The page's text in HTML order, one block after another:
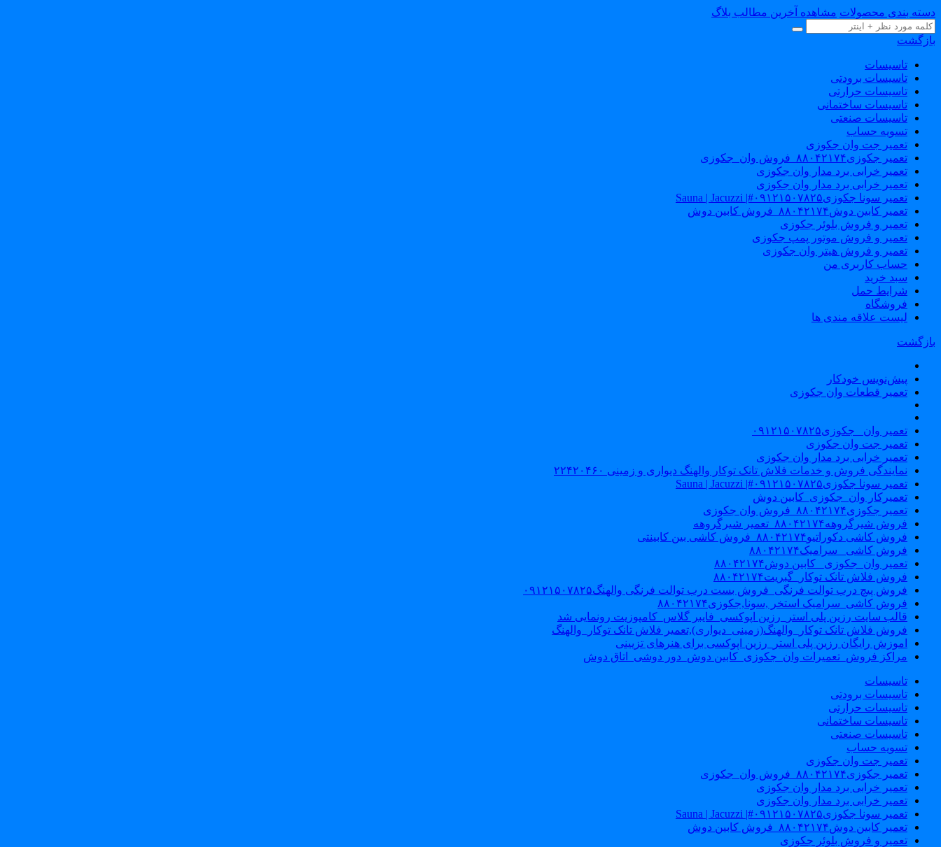
دسته بندی محصولات مشاهده آخرین مطالب بلاگ
بازگشت
تاسیسات
تاسیسات برودتی
تاسیسات حرارتی
تاسیسات ساختمانی
تاسیسات صنعتی
تسویه حساب
تعمیر جت وان جکوزی
تعمیر جکوزی۸۸۰۴۲۱۷۴_فروش وان_جکوزی
تعمیر خرابی برد مدار وان جکوزی
تعمیر خرابی برد مدار وان جکوزی
تعمیر سونا جکوزی۰۹۱۲۱۵۰۷۸۲۵#| Sauna | Jacuzzi
تعمیر کابین دوش۸۸۰۴۲۱۷۴_فروش کابین دوش
تعمیر و فروش بلوئر جکوزی
تعمیر و فروش موتور پمپ جکوزی
تعمیر و فروش هیتر وان جکوزی
حساب کاربری من
سبد خرید
شرایط حمل
فروشگاه
لیست علاقه مندی ها
بازگشت
پیش‌نویس خودکار
تعمیر قطعات وان جکوزی
تعمیر وان _جکوزی۰۹۱۲۱۵۰۷۸۲۵
تعمیر جت وان جکوزی
تعمیر خرابی برد مدار وان جکوزی
نمایندگی فروش و خدمات فلاش تانک توکار والهنگ دیواری و زمینی ۲۲۴۲۰۴۶۰
تعمیر سونا جکوزی۰۹۱۲۱۵۰۷۸۲۵#| Sauna | Jacuzzi
تعمیرکار وان_جکوزی_کابین دوش
تعمیر جکوزی۸۸۰۴۲۱۷۴_فروش وان جکوزی
فروش شیرگروهه۸۸۰۴۲۱۷۴_تعمیر شیرگروهه
فروش کاشی دکوراتیو۸۸۰۴۲۱۷۴_فروش کاشی بین کابینتی
فروش کاشی _سرامیک۸۸۰۴۲۱۷۴
تعمیر وان_جکوزی_ کابین دوش۸۸۰۴۲۱۷۴
فروش فلاش تانک توکار_گبریت۸۸۰۴۲۱۷۴
فروش پیچ درب توالت فرنگی_فروش بست درب توالت فرنگی والهنگ۰۹۱۲۱۵۰۷۸۲۵
فروش کاشی_سرامیک استخر ,سونا,جکوزی۸۸۰۴۲۱۷۴
قالب سایت رزین پلی استر_رزین اپوکسی_فایبر گلاس_کامپوزیت رونمایی شد
فروش فلاش تانک توکار_والهنگ(زمینی_دیواری),تعمیر فلاش تانک توکار_والهنگ
اموزش رایگان رزین پلی استر_رزین اپوکسی برای هنرهای تزیینی
مراکز فروش_تعمیرات وان_جکوزی_کابین دوش_دور دوشی_اتاق دوش
تاسیسات
تاسیسات برودتی
تاسیسات حرارتی
تاسیسات ساختمانی
تاسیسات صنعتی
تسویه حساب
تعمیر جت وان جکوزی
تعمیر جکوزی۸۸۰۴۲۱۷۴_فروش وان_جکوزی
تعمیر خرابی برد مدار وان جکوزی
تعمیر خرابی برد مدار وان جکوزی
تعمیر سونا جکوزی۰۹۱۲۱۵۰۷۸۲۵#| Sauna | Jacuzzi
تعمیر کابین دوش۸۸۰۴۲۱۷۴_فروش کابین دوش
تعمیر و فروش بلوئر جکوزی